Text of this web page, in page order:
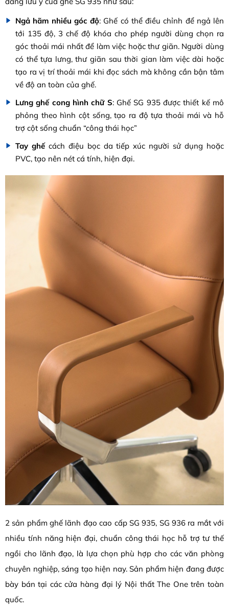
Ngả hãm nhiều góc độ: Ghế có thể điều chỉnh để ngả lên
tới 135 độ, 3 chế độ khóa cho phép người dùng chọn ra
góc thoải mái nhất để làm việc hoặc thư giãn. Người dùng
có thể tựa lưng, thư giãn sau thời gian làm việc dài hoặc
tạo ra vị trí thoải mái khi đọc sách mà không cần bận tâm
về độ an toàn của ghế.
Lưng ghế cong hình chữ S: Ghế SG 935 được thiết kế mô
phỏng theo hình cột sống, tạo ra độ tựa thoải mái và hỗ
trợ cột sống chuẩn “công thái học”
Tay ghế cách điệu bọc da tiếp xúc người sử dụng hoặc
PVC, tạo nên nét cá tính, hiện đại.
2 sản phẩm ghế lãnh đạo cao cấp SG 935, SG 936 ra mắt với
nhiều tính năng hiện đại, chuẩn công thái học hỗ trợ tư thế
ngồi cho lãnh đạo, là lựa chọn phù hợp cho các văn phòng
chuyên nghiệp, sáng tạo hiện nay. Sản phẩm hiện đang được
bày bán tại các cửa hàng đại lý Nội thất The One trên toàn
quốc.